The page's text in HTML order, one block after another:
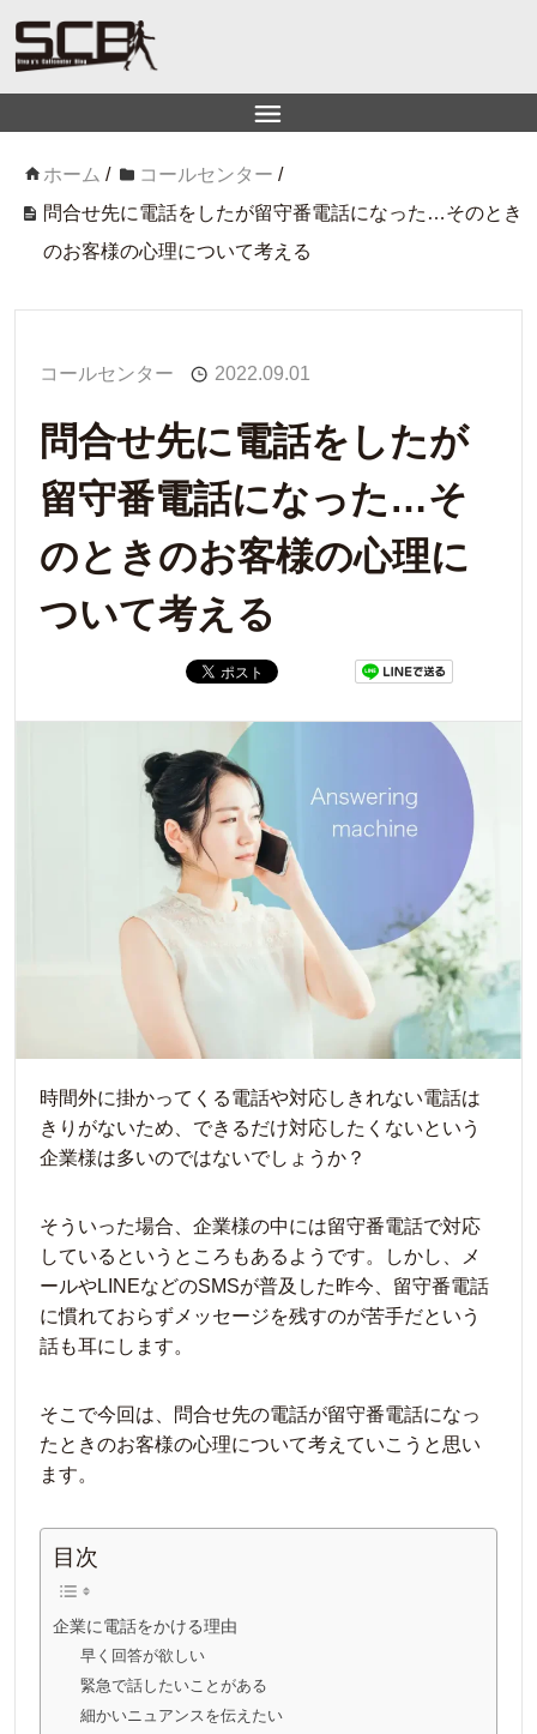
ホーム / コールセンター /
問合せ先に電話をしたが留守番電話になった…そのとき
のお客様の心理について考える
コールセンター 2022.09.01
問合せ先に電話をしたが
留守番電話になった…そ
のときのお客様の心理に
ついて考える
時間外に掛かってくる電話や対応しきれない電話は
きりがないため、できるだけ対応したくないという
企業様は多いのではないでしょうか？
そういった場合、企業様の中には留守番電話で対応
しているというところもあるようです。しかし、メ
ールやLINEなどのSMSが普及した昨今、留守番電話
に慣れておらずメッセージを残すのが苦手だという
話も耳にします。
そこで今回は、問合せ先の電話が留守番電話になっ
たときのお客様の心理について考えていこうと思い
ます。
目次
企業に電話をかける理由
早く回答が欲しい
緊急で話したいことがある
細かいニュアンスを伝えたい